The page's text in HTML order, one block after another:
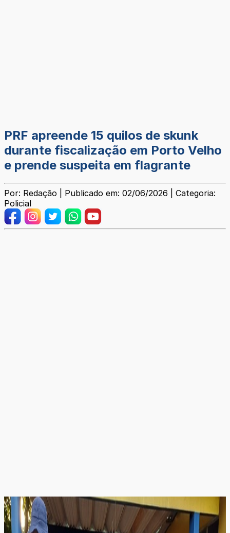
PRF apreende 15 quilos de skunk
durante fiscalização em Porto Velho
e prende suspeita em flagrante
Por: Redação | Publicado em: 02/06/2026 | Categoria:
Policial